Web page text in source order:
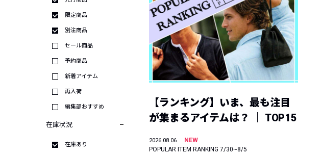
限定商品
別注商品
セール商品
予約商品
新着アイテム
再入荷
編集部おすすめ
在庫状況
在庫あり
【ランキング】いま、最も注目
が集まるアイテムは？ ｜ TOP15
2026.08.06
NEW
POPULAR ITEM RANKING 7/30~8/5